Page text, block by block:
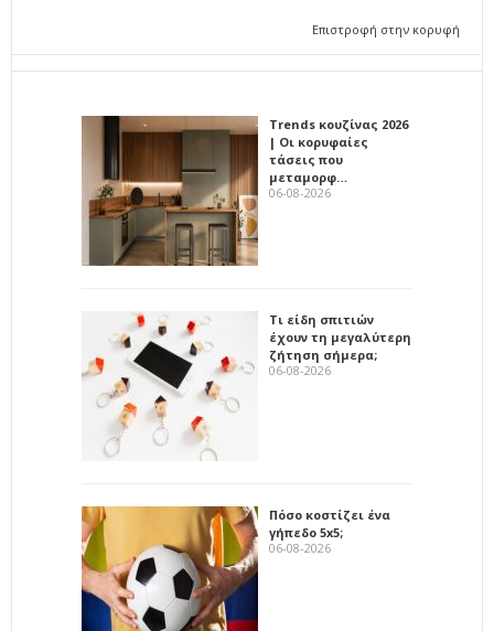
Επιστροφή στην κορυφή
Trends κουζίνας 2026
| Οι κορυφαίες
τάσεις που
μεταμορφ…
06-08-2026
Τι είδη σπιτιών
έχουν τη μεγαλύτερη
ζήτηση σήμερα;
06-08-2026
Πόσο κοστίζει ένα
γήπεδο 5x5;
06-08-2026